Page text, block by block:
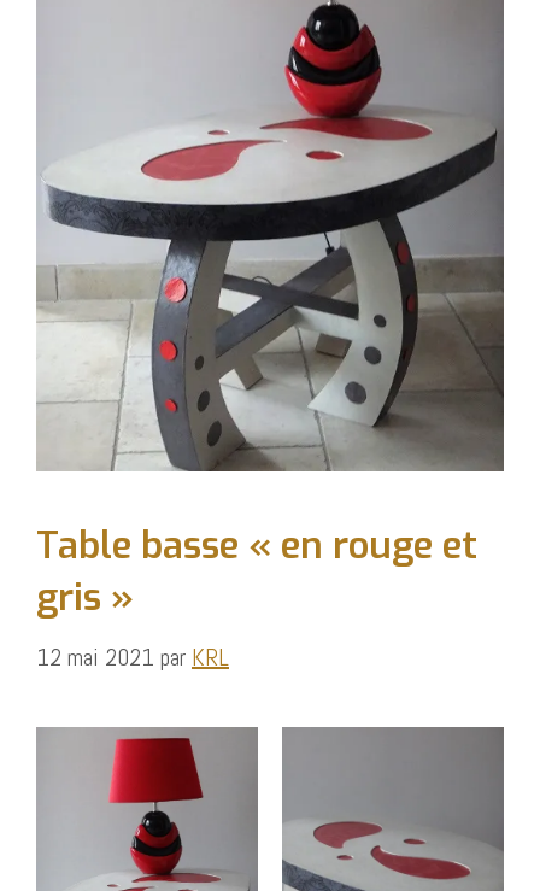
Table basse « en rouge et
gris »
12 mai 2021 par KRL